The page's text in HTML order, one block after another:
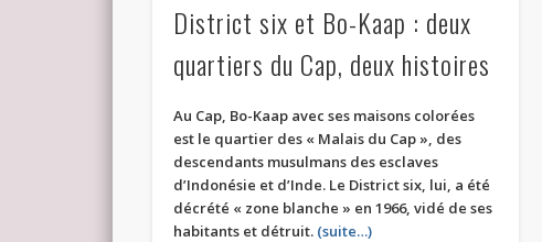
District six et Bo-Kaap : deux
quartiers du Cap, deux histoires
Au Cap, Bo-Kaap avec ses maisons colorées
est le quartier des « Malais du Cap », des
descendants musulmans des esclaves
d’Indonésie et d’Inde. Le District six, lui, a été
décrété « zone blanche » en 1966, vidé de ses
habitants et détruit. (suite…)